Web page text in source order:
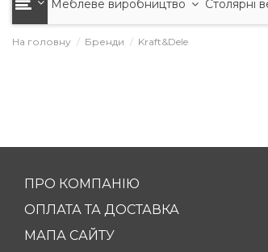
Меблеве виробництво Столярні
На головну Бренди Kraft&Dele
ПРО КОМПАНІЮ
ОПЛАТА ТА ДОСТАВКА
МАПА САЙТУ